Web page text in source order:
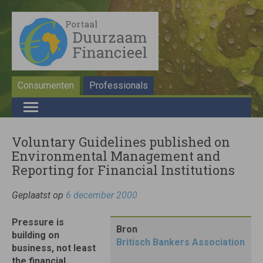
Consumenten Professionals
Voluntary Guidelines published on
Environmental Management and
Reporting for Financial Institutions
Geplaatst op 6 december 2000
Bron
Britisch Bankers Association
Pressure is
building on
business, not least